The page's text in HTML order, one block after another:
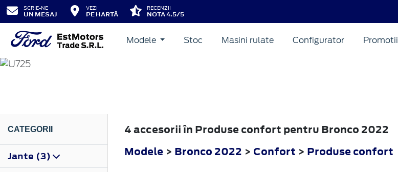
SCRIE-NE
UN MESAJ
VEZI
PE HARTĂ
RECENZII
NOTA 4.5/5
Modele Stoc Masini rulate Configurator Promotii
BRONCO
CATEGORII
Jante (3)
4 accesorii în Produse confort pentru Bronco 2022
Modele > Bronco 2022 > Confort > Produse confort